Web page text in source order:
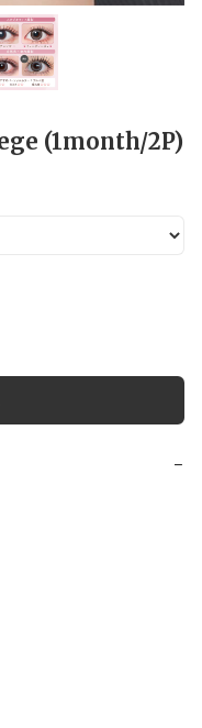
(1month/2P)
−